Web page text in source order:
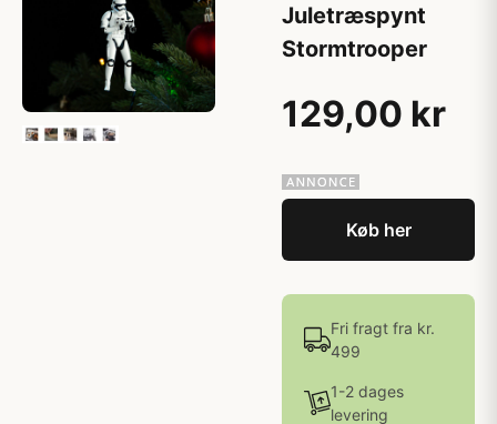
Juletræspynt
Stormtrooper
129,00 kr
Køb her
Fri fragt fra kr.
499
1-2 dages
levering